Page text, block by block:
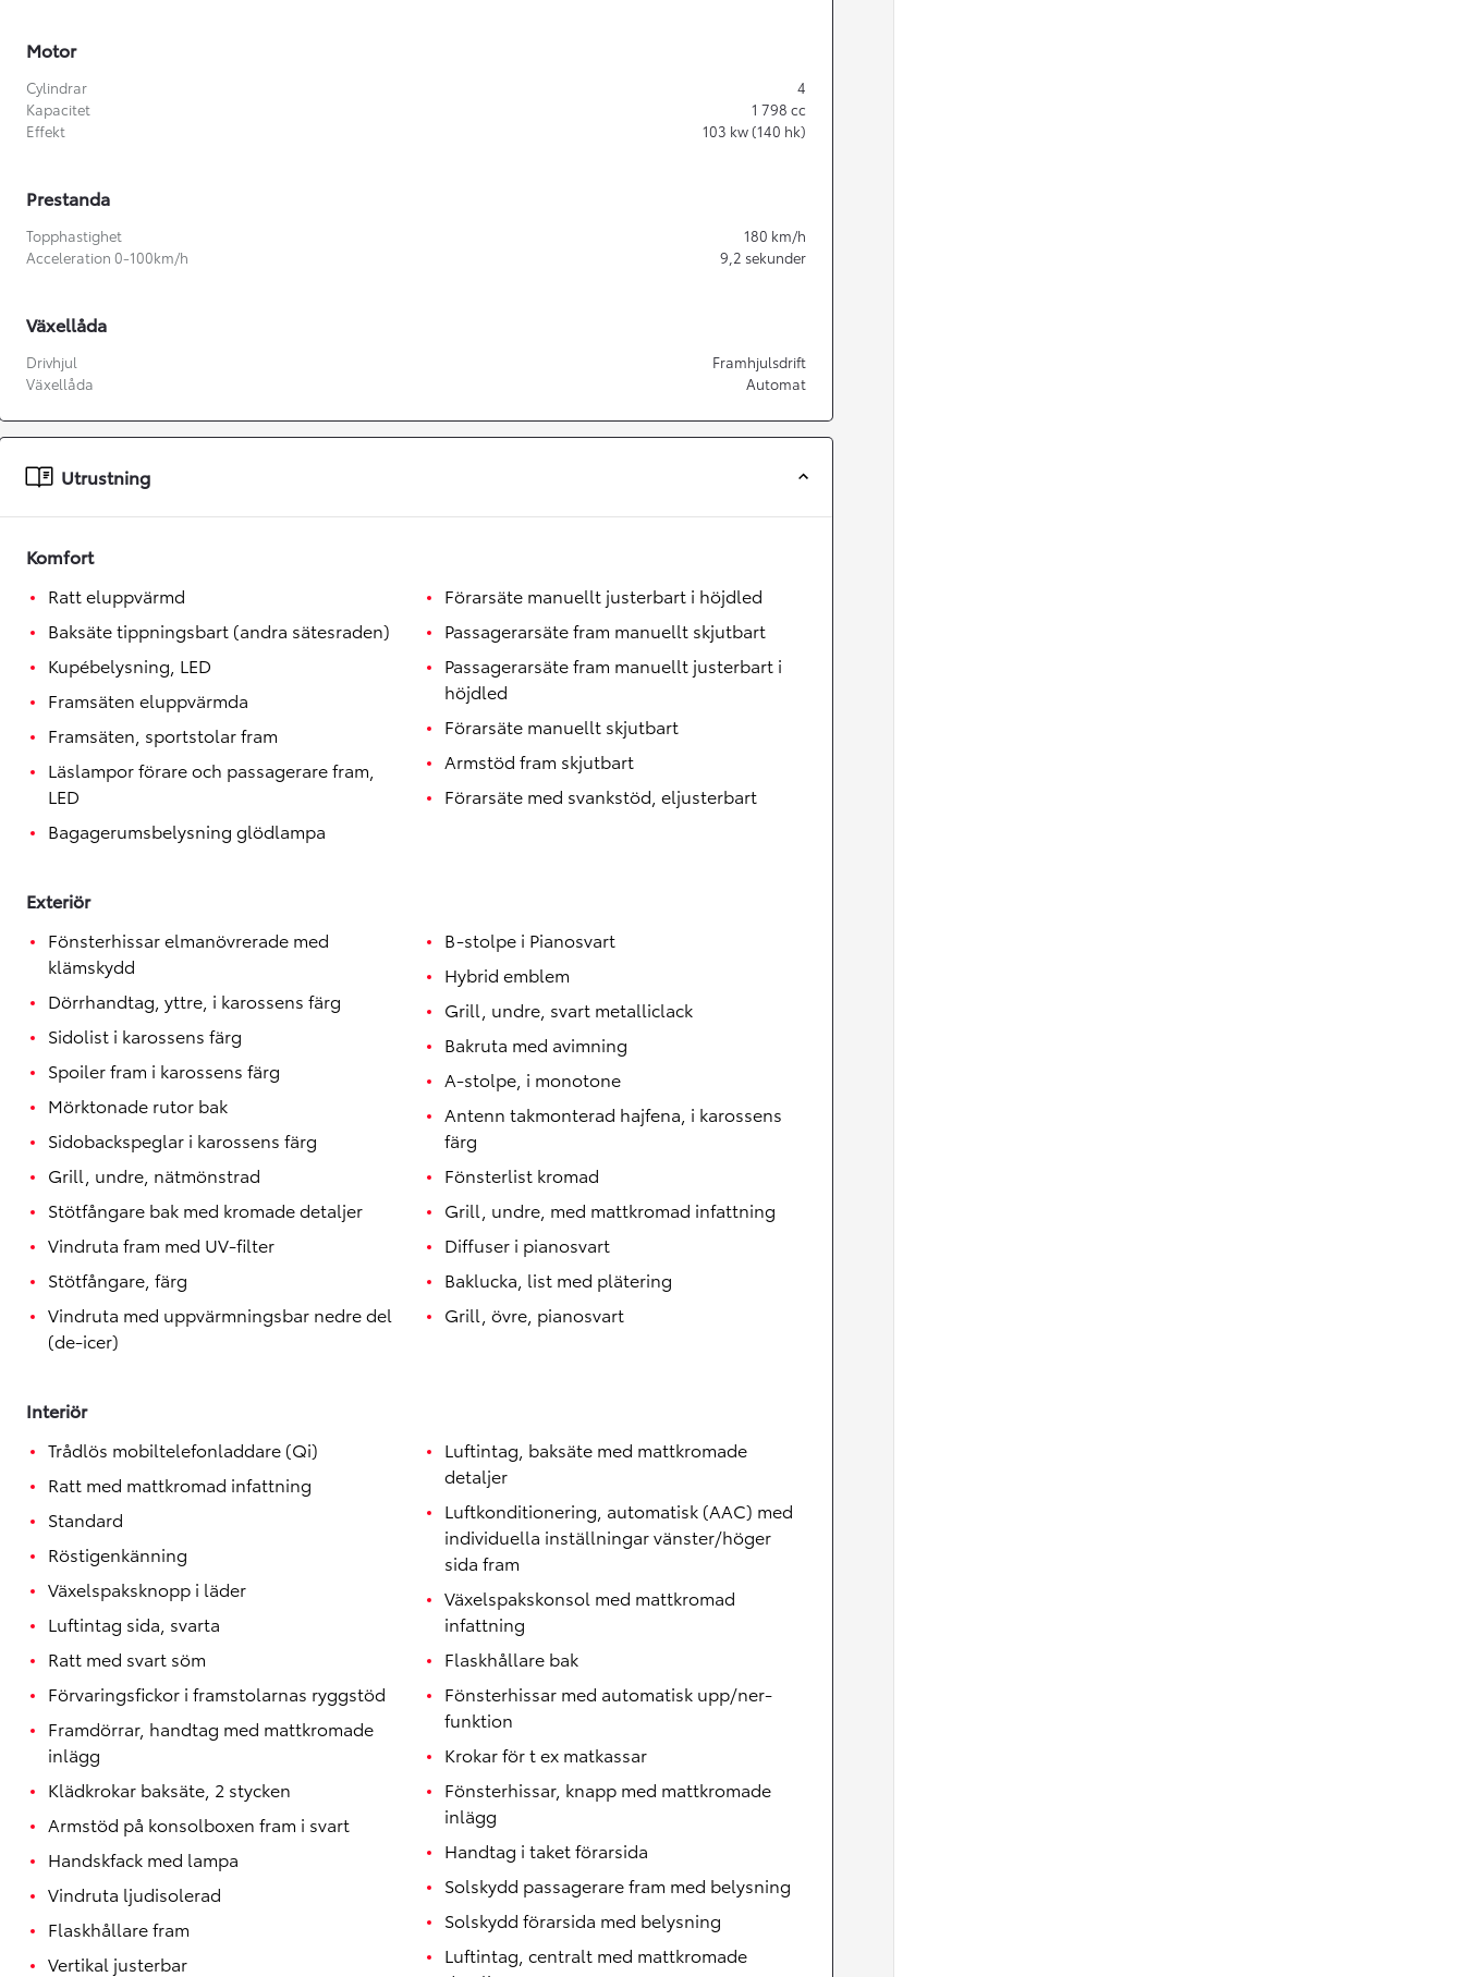
Toyota GR Supra
Nya GR GT
Motor
Cylindrar
4
Kapacitet
1 798 cc
Effekt
103 kw (140 hk)
Prestanda
Topphastighet 180 km/h
Acceleration 0-100km/h
9,2 sekunder
Växellåda
Drivhjul
Framhjulsdrift
Växellåda
Automat
Utrustning
Komfort
Ratt eluppvärmd
Baksäte tippningsbart (andra sätesraden)
Kupébelysning, LED
Framsäten eluppvärmda
Framsäten, sportstolar fram
Läslampor förare och passagerare fram,
LED
Bagagerumsbelysning glödlampa
Förarsäte manuellt justerbart i höjdled
Passagerarsäte fram manuellt skjutbart
Passagerarsäte fram manuellt justerbart i
höjdled
Förarsäte manuellt skjutbart
Armstöd fram skjutbart
Förarsäte med svankstöd, eljusterbart
Exteriör
Fönsterhissar elmanövrerade med
klämskydd
Dörrhandtag, yttre, i karossens färg
Sidolist i karossens färg
Spoiler fram i karossens färg
Mörktonade rutor bak
Sidobackspeglar i karossens färg
Grill, undre, nätmönstrad
Stötfångare bak med kromade detaljer
Vindruta fram med UV-filter
Stötfångare, färg
Vindruta med uppvärmningsbar nedre del
(de-icer)
B-stolpe i Pianosvart
Hybrid emblem
Grill, undre, svart metalliclack
Bakruta med avimning
A-stolpe, i monotone
Antenn takmonterad hajfena, i karossens
färg
Fönsterlist kromad
Grill, undre, med mattkromad infattning
Diffuser i pianosvart
Baklucka, list med plätering
Grill, övre, pianosvart
Interiör
Trådlös mobiltelefonladdare (Qi)
Ratt med mattkromad infattning
Standard
Röstigenkänning
Växelspaksknopp i läder
Luftintag sida, svarta
Ratt med svart söm
Förvaringsfickor i framstolarnas ryggstöd
Framdörrar, handtag med mattkromade
inlägg
Klädkrokar baksäte, 2 stycken
Armstöd på konsolboxen fram i svart
Handskfack med lampa
Vindruta ljudisolerad
Flaskhållare fram
Vertikal justerbar
Luftintag, baksäte med mattkromade
detaljer
Luftkonditionering, automatisk (AAC) med
individuella inställningar vänster/höger
sida fram
Växelspakskonsol med mattkromad
infattning
Flaskhållare bak
Fönsterhissar med automatisk upp/ner-
funktion
Krokar för t ex matkassar
Fönsterhissar, knapp med mattkromade
inlägg
Handtag i taket förarsida
Solskydd passagerare fram med belysning
Solskydd förarsida med belysning
Luftintag, centralt med mattkromade